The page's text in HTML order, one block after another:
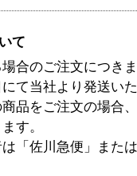
て
合のご注文につき
て当社より発送い
品をご注文の場合
す。
「佐川急便」また